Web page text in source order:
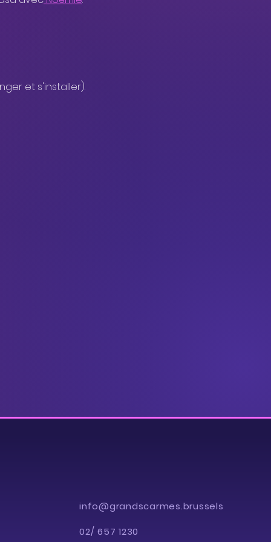
et s'installer).
info@grandscarmes.brussels
02/ 657 1230